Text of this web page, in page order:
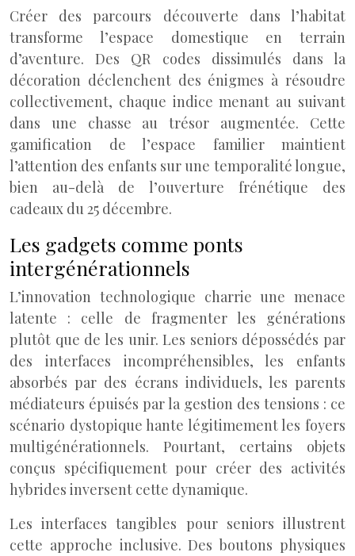
Créer des parcours découverte dans l’habitat
transforme l’espace domestique en terrain
d’aventure. Des QR codes dissimulés dans la
décoration déclenchent des énigmes à résoudre
collectivement, chaque indice menant au suivant
dans une chasse au trésor augmentée. Cette
gamification de l’espace familier maintient
l’attention des enfants sur une temporalité longue,
bien au-delà de l’ouverture frénétique des
cadeaux du 25 décembre.
Les gadgets comme ponts
intergénérationnels
L’innovation technologique charrie une menace
latente : celle de fragmenter les générations
plutôt que de les unir. Les seniors dépossédés par
des interfaces incompréhensibles, les enfants
absorbés par des écrans individuels, les parents
médiateurs épuisés par la gestion des tensions : ce
scénario dystopique hante légitimement les foyers
multigénérationnels. Pourtant, certains objets
conçus spécifiquement pour créer des activités
hybrides inversent cette dynamique.
Les interfaces tangibles pour seniors illustrent
cette approche inclusive. Des boutons physiques